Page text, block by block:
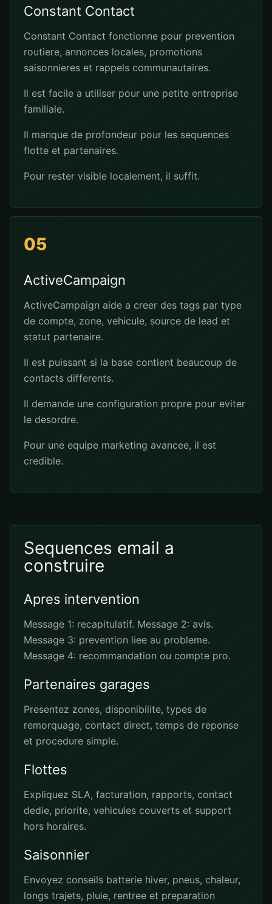
Constant Contact
Constant Contact fonctionne pour prevention
routiere, annonces locales, promotions
saisonnieres et rappels communautaires.
Il est facile a utiliser pour une petite entreprise
familiale.
Il manque de profondeur pour les sequences
flotte et partenaires.
Pour rester visible localement, il suffit.
05
ActiveCampaign
ActiveCampaign aide a creer des tags par type
de compte, zone, vehicule, source de lead et
statut partenaire.
Il est puissant si la base contient beaucoup de
contacts differents.
Il demande une configuration propre pour eviter
le desordre.
Pour une equipe marketing avancee, il est
credible.
Sequences email a
construire
Apres intervention
Message 1: recapitulatif. Message 2: avis.
Message 3: prevention liee au probleme.
Message 4: recommandation ou compte pro.
Partenaires garages
Presentez zones, disponibilite, types de
remorquage, contact direct, temps de reponse
et procedure simple.
Flottes
Expliquez SLA, facturation, rapports, contact
dedie, priorite, vehicules couverts et support
hors horaires.
Saisonnier
Envoyez conseils batterie hiver, pneus, chaleur,
longs trajets, pluie, rentree et preparation